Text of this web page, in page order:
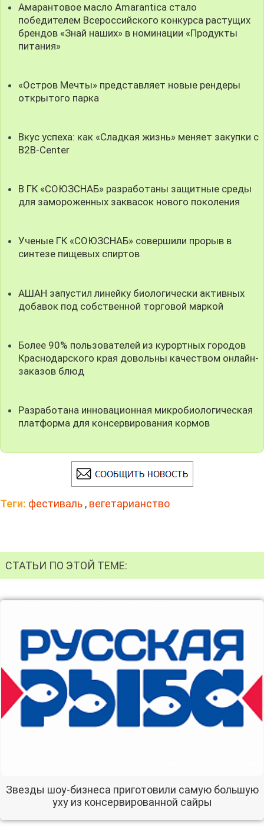
Амарантовое масло Amarantica стало
победителем Всероссийского конкурса растущих
брендов «Знай наших» в номинации «Продукты
питания»
«Остров Мечты» представляет новые рендеры
открытого парка
Вкус успеха: как «Сладкая жизнь» меняет закупки с
B2B-Center
В ГК «СОЮЗСНАБ» разработаны защитные среды
для замороженных заквасок нового поколения
Ученые ГК «СОЮЗСНАБ» совершили прорыв в
синтезе пищевых спиртов
АШАН запустил линейку биологически активных
добавок под собственной торговой маркой
Более 90% пользователей из курортных городов
Краснодарского края довольны качеством онлайн-
заказов блюд
Разработана инновационная микробиологическая
платформа для консервирования кормов
Теги: фестиваль , вегетарианство
СТАТЬИ ПО ЭТОЙ ТЕМЕ:
Звезды шоу-бизнеса приготовили самую большую
уху из консервированной сайры